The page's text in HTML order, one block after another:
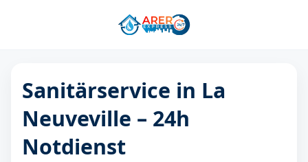
Sanitärservice in La
Neuveville – 24h
Notdienst